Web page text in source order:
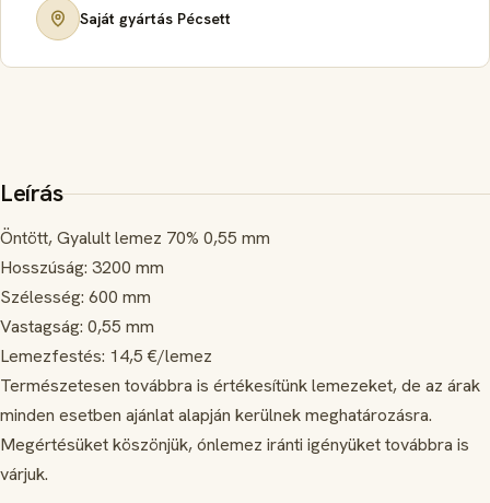
Saját gyártás Pécsett
Leírás
Öntött, Gyalult lemez 70% 0,55 mm
Hosszúság: 3200 mm
Szélesség: 600 mm
Vastagság: 0,55 mm
Lemezfestés: 14,5 €/lemez
Természetesen továbbra is értékesítünk lemezeket, de az árak
minden esetben ajánlat alapján kerülnek meghatározásra.
Megértésüket köszönjük, ónlemez iránti igényüket továbbra is
várjuk.